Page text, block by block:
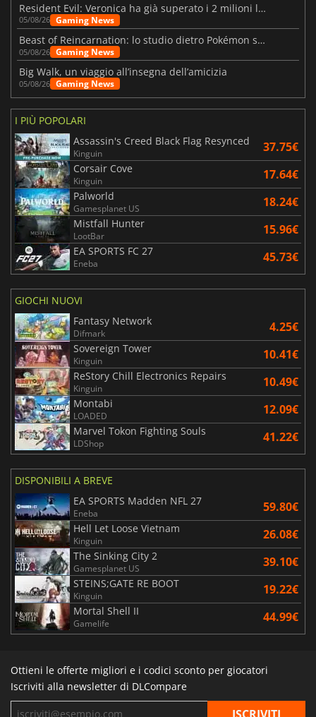
Resident Evil: Veronica ha già superato i 2 milioni liste dei desideri
05/08/26 Gaming News
Beast of Reincarnation: lo studio dietro Pokémon su una nuova strada
05/08/26 Gaming News
Big Walk, un viaggio all’insegna dell’amicizia
05/08/26 Gaming News
I PIÙ POPOLARI
Assassin's Creed Black Flag Resynced
Kinguin 37.75€
Corsair Cove
Kinguin 17.64€
Palworld
Gamesplanet US 18.24€
Mistfall Hunter
LootBar 15.96€
EA SPORTS FC 27
Eneba 45.73€
GIOCHI NUOVI
Fantasy Network
Difmark 4.25€
Sovereign Tower
Kinguin 10.41€
ReStory Chill Electronics Repairs
Kinguin 10.49€
Montabi
LOADED 12.09€
Marvel Tokon Fighting Souls
LDShop 41.22€
DISPONIBILI A BREVE
EA SPORTS Madden NFL 27
Eneba 59.80€
Hell Let Loose Vietnam
Kinguin 26.08€
The Sinking City 2
Gamesplanet US 39.10€
STEINS;GATE RE BOOT
Kinguin 19.22€
Mortal Shell II
Gamelife 44.99€
Ottieni le offerte migliori e i codici sconto per giocatori
Iscriviti alla newsletter di DLCompare